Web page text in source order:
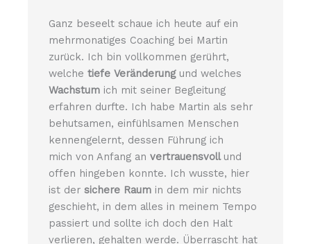
Ganz beseelt schaue ich heute auf ein
mehrmonatiges Coaching bei Martin
zurück. Ich bin vollkommen gerührt,
welche tiefe Veränderungund welches
Wachstum ich mit seiner Begleitung
erfahren durfte. Ich habe Martin als sehr
behutsamen, einfühlsamen Menschen
kennengelernt, dessen Führung ich
mich von Anfang an vertrauensvoll und
offen hingeben konnte. Ich wusste, hier
ist der sichere Raum in dem mir nichts
geschieht, in dem alles in meinem Tempo
passiert und sollte ich doch den Halt
verlieren, gehalten werde. Überrascht hat